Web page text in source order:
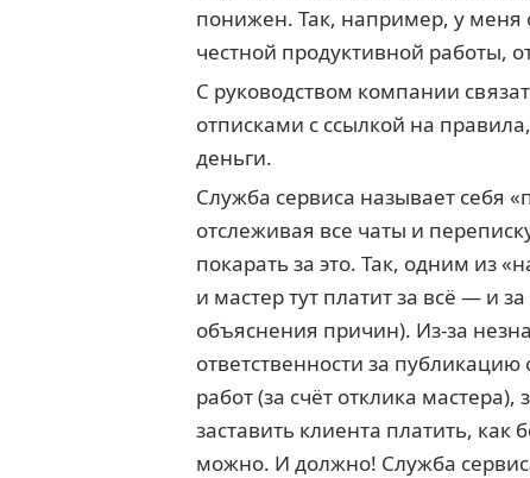
понижен. Так, например, у меня
честной продуктивной работы,
С руководством компании
отписками с ссылкой на
деньги.
Служба сервиса называет себя
отслеживая все чаты и
покарать за это. Так, одним из
и мастер тут платит за всё — и
объяснения причин). Из-за
ответственности за
работ (за счёт отклика
заставить клиента платить,
можно. И должно! Служба